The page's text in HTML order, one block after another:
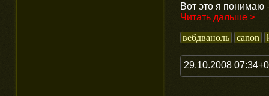
Вот это я понимаю
Читать дальше >
вебдваноль
canon
29.10.2008